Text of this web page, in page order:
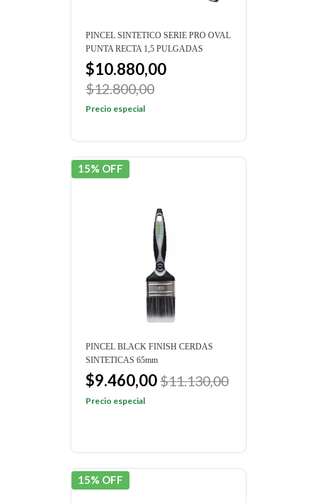
PINCEL SINTETICO SERIE PRO OVAL
PUNTA RECTA 1,5 PULGADAS
$10.880,00
$12.800,00
Precio especial
15% OFF
PINCEL BLACK FINISH CERDAS
SINTETICAS 65mm
$9.460,00$11.130,00
Precio especial
15% OFF